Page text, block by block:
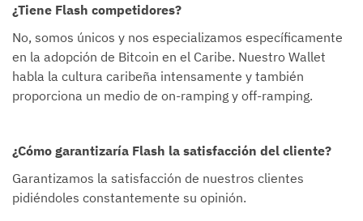
¿Tiene Flash competidores?
No, somos únicos y nos especializamos específicamente
en la adopción de Bitcoin en el Caribe. Nuestro Wallet
habla la cultura caribeña intensamente y también
proporciona un medio de on-ramping y off-ramping.
¿Cómo garantizaría Flash la satisfacción del cliente?
Garantizamos la satisfacción de nuestros clientes
pidiéndoles constantemente su opinión.